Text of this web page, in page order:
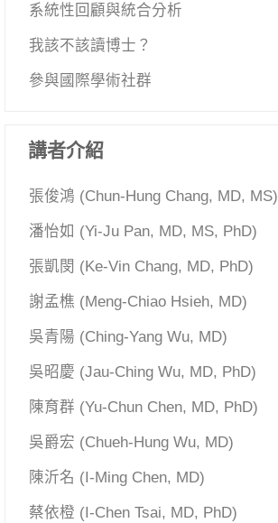
系統性回顧與統合分析
我該不該讀博士？
參與國際學術社群
講者介紹
張俊鴻 (Chun-Hung Chang, MD, MS)
潘怡如 (Yi-Ju Pan, MD, MS, PhD)
張凱閔 (Ke-Vin Chang, MD, PhD)
謝孟樵 (Meng-Chiao Hsieh, MD)
吳青陽 (Ching-Yang Wu, MD)
吳昭慶 (Jau-Ching Wu, MD, PhD)
陳育群 (Yu-Chun Chen, MD, PhD)
吳爵宏 (Chueh-Hung Wu, MD)
陳沂名 (I-Ming Chen, MD)
蔡依橙 (I-Chen Tsai, MD, PhD)